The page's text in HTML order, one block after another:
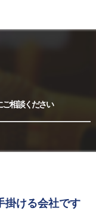
相談ください
掛ける会社です